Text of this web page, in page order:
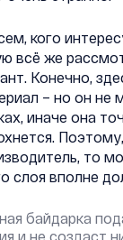
кого
всё же
Конечно,
– но он не
иначе она
то
слоя вполне
байдарка
и не создаст